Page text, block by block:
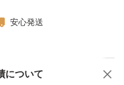
りません。
安心発送
について商品への質問